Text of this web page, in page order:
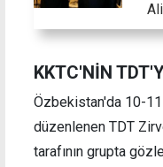
KKTC'NİN
Özbekistan'da 10-
düzenlenen TDT
tarafının grupta